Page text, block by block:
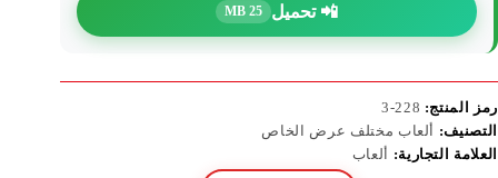
📲 تحميل 25 MB
رمز المنتج: 228-3
التصنيف: ألعاب مختلف عرض الخاص
العلامة التجارية: ألعاب